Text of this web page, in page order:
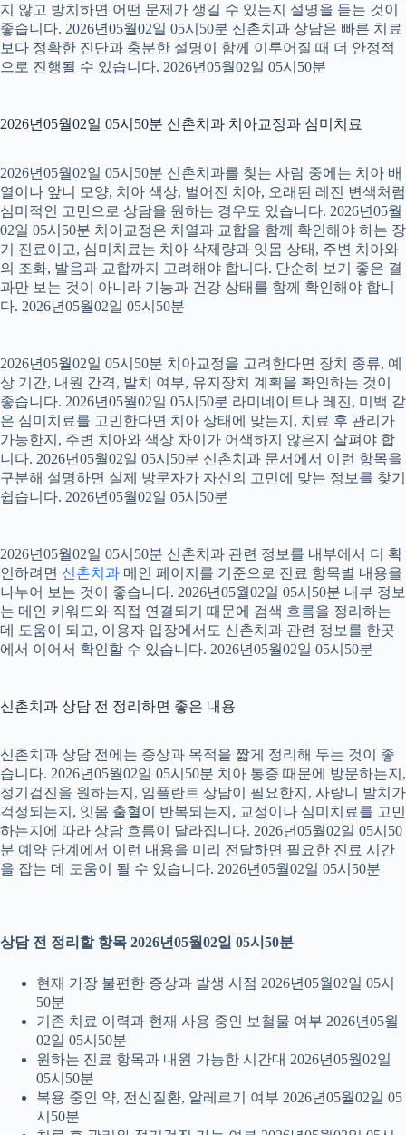
지 않고 방치하면 어떤 문제가 생길 수 있는지 설명을 듣는 것이
좋습니다. 2026년05월02일 05시50분 신촌치과 상담은 빠른 치료
보다 정확한 진단과 충분한 설명이 함께 이루어질 때 더 안정적
으로 진행될 수 있습니다. 2026년05월02일 05시50분
2026년05월02일 05시50분 신촌치과 치아교정과 심미치료
2026년05월02일 05시50분 신촌치과를 찾는 사람 중에는 치아 배
열이나 앞니 모양, 치아 색상, 벌어진 치아, 오래된 레진 변색처럼
심미적인 고민으로 상담을 원하는 경우도 있습니다. 2026년05월
02일 05시50분 치아교정은 치열과 교합을 함께 확인해야 하는 장
기 진료이고, 심미치료는 치아 삭제량과 잇몸 상태, 주변 치아와
의 조화, 발음과 교합까지 고려해야 합니다. 단순히 보기 좋은 결
과만 보는 것이 아니라 기능과 건강 상태를 함께 확인해야 합니
다. 2026년05월02일 05시50분
2026년05월02일 05시50분 치아교정을 고려한다면 장치 종류, 예
상 기간, 내원 간격, 발치 여부, 유지장치 계획을 확인하는 것이
좋습니다. 2026년05월02일 05시50분 라미네이트나 레진, 미백 같
은 심미치료를 고민한다면 치아 상태에 맞는지, 치료 후 관리가
가능한지, 주변 치아와 색상 차이가 어색하지 않은지 살펴야 합
니다. 2026년05월02일 05시50분 신촌치과 문서에서 이런 항목을
구분해 설명하면 실제 방문자가 자신의 고민에 맞는 정보를 찾기
쉽습니다. 2026년05월02일 05시50분
2026년05월02일 05시50분 신촌치과 관련 정보를 내부에서 더 확
인하려면 신촌치과 메인 페이지를 기준으로 진료 항목별 내용을
나누어 보는 것이 좋습니다. 2026년05월02일 05시50분 내부 정보
는 메인 키워드와 직접 연결되기 때문에 검색 흐름을 정리하는
데 도움이 되고, 이용자 입장에서도 신촌치과 관련 정보를 한곳
에서 이어서 확인할 수 있습니다. 2026년05월02일 05시50분
신촌치과 상담 전 정리하면 좋은 내용
신촌치과 상담 전에는 증상과 목적을 짧게 정리해 두는 것이 좋
습니다. 2026년05월02일 05시50분 치아 통증 때문에 방문하는지,
정기검진을 원하는지, 임플란트 상담이 필요한지, 사랑니 발치가
걱정되는지, 잇몸 출혈이 반복되는지, 교정이나 심미치료를 고민
하는지에 따라 상담 흐름이 달라집니다. 2026년05월02일 05시50
분 예약 단계에서 이런 내용을 미리 전달하면 필요한 진료 시간
을 잡는 데 도움이 될 수 있습니다. 2026년05월02일 05시50분
상담 전 정리할 항목 2026년05월02일 05시50분
현재 가장 불편한 증상과 발생 시점 2026년05월02일 05시
50분
기존 치료 이력과 현재 사용 중인 보철물 여부 2026년05월
02일 05시50분
원하는 진료 항목과 내원 가능한 시간대 2026년05월02일
05시50분
복용 중인 약, 전신질환, 알레르기 여부 2026년05월02일 05
시50분